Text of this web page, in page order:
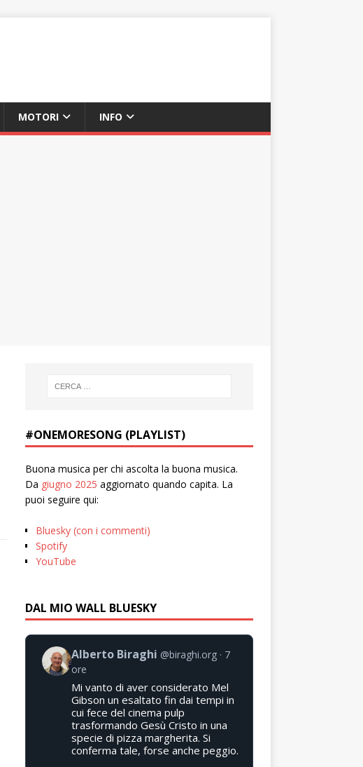
MOTORI INFO
#ONEMORESONG (PLAYLIST)
Buona musica per chi ascolta la buona musica.
Da giugno 2025 aggiornato quando capita. La
puoi seguire qui:
Bluesky (con i commenti)
Spotify
YouTube
DAL MIO WALL BLUESKY
Alberto Biraghi @biraghi.org
7
ore
Mi vanto di aver considerato Mel
Gibson un esaltato fin dai tempi in
cui fece del cinema pulp
trasformando Gesù Cristo in una
specie di pizza margherita. Si
conferma tale, forse anche peggio.